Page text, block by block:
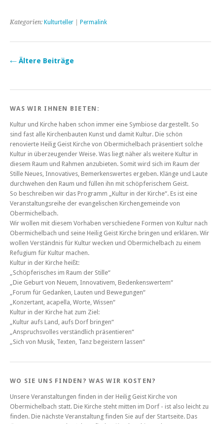
Kategorien: Kulturteller Permalink
← Ältere Beiträge
WAS WIR IHNEN BIETEN:
Kultur und Kirche haben schon immer eine Symbiose dargestellt. So
sind fast alle Kirchenbauten Kunst und damit Kultur. Die schön
renovierte Heilig Geist Kirche von Obermichelbach präsentiert solche
Kultur in überzeugender Weise. Was liegt näher als weitere Kultur in
diesem Raum und Rahmen anzubieten. Somit wird sich im Raum der
Stille Neues, Innovatives, Bemerkenswertes ergeben. Klänge und Laute
durchwehen den Raum und füllen ihn mit schöpferischem Geist.
So beschreiben wir das Programm „Kultur in der Kirche“. Es ist eine
Veranstaltungsreihe der evangelischen Kirchengemeinde von
Obermichelbach.
Wir wollen mit diesem Vorhaben verschiedene Formen von Kultur nach
Obermichelbach und seine Heilig Geist Kirche bringen und erklären. Wir
wollen Verständnis für Kultur wecken und Obermichelbach zu einem
Refugium für Kultur machen.
Kultur in der Kirche heißt:
„Schöpferisches im Raum der Stille“
„Die Geburt von Neuem, Innovativem, Bedenkenswertem“
„Forum für Gedanken, Lauten und Bewegungen“
„Konzertant, acapella, Worte, Wissen“
Kultur in der Kirche hat zum Ziel:
„Kultur aufs Land, aufs Dorf bringen“
„Anspruchsvolles verständlich präsentieren“
„Sich von Musik, Texten, Tanz begeistern lassen“
WO SIE UNS FINDEN? WAS WIR KOSTEN?
Unsere Veranstaltungen finden in der Heilig Geist Kirche von
Obermichelbach statt. Die Kirche steht mitten im Dorf - ist also leicht zu
finden. Die nächste Veranstaltung finden Sie auf der Startseite. Das